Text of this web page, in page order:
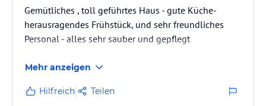
Gemütliches , toll geführtes Haus - gute Küche-
herausragendes Frühstück, und sehr freundliches
Personal - alles sehr sauber und gepflegt
Mehr anzeigen
Hilfreich Teilen